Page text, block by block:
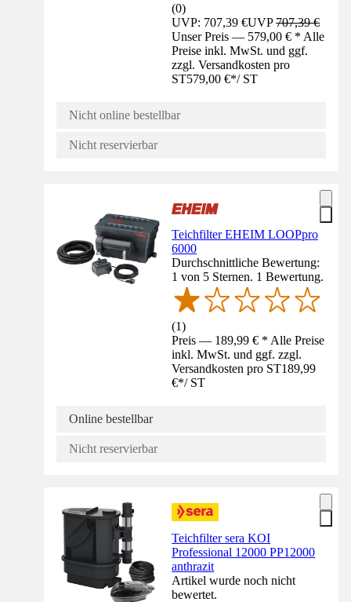
(0)
UVP: 707,39 €UVP707,39 €
Unser Preis — 579,00 € * Alle
Preise inkl. MwSt. und ggf.
zzgl. Versandkosten pro
ST579,00 €*/ ST
Nicht online bestellbar
Nicht reservierbar
Teichfilter EHEIM LOOPpro
6000
Durchschnittliche Bewertung:
1 von 5 Sternen. 1 Bewertung.
(1)
Preis — 189,99 € * Alle Preise
inkl. MwSt. und ggf. zzgl.
Versandkosten pro ST189,99
€*/ ST
Online bestellbar
Nicht reservierbar
Teichfilter sera KOI
Professional 12000 PP12000
anthrazit
Artikel wurde noch nicht
bewertet.